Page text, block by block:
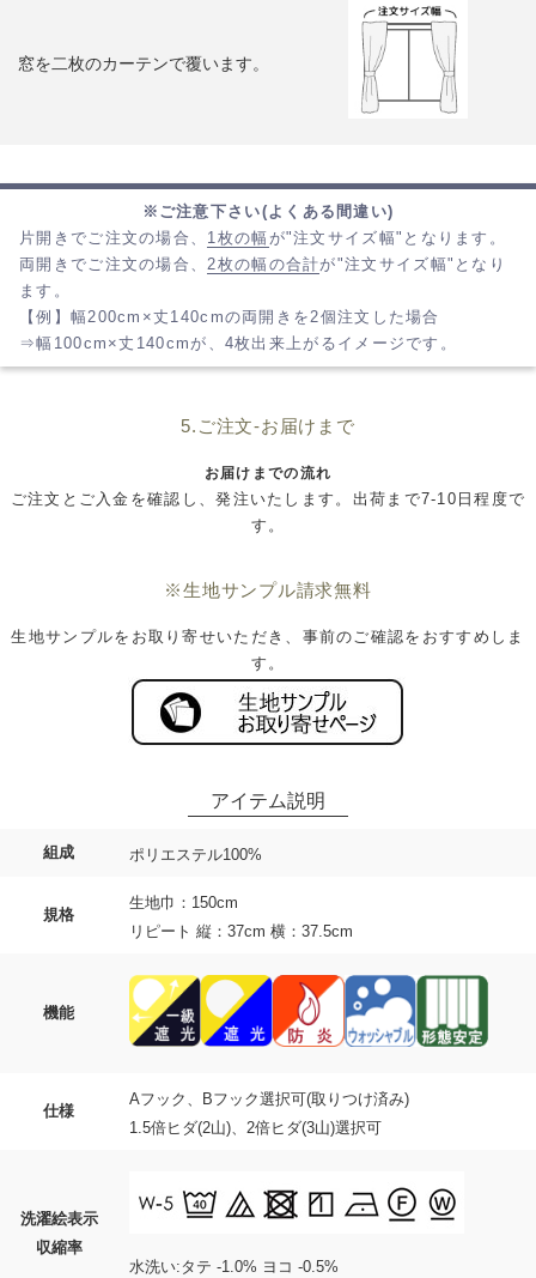
組成 ポリエステル100%
規格
生地巾：150cm
リピート 縦：37cm 横：37.5cm
機能
仕様
Aフック、Bフック選択可(取りつけ済み)
1.5倍ヒダ(2山)、2倍ヒダ(3山)選択可
洗濯絵表示
収縮率
水洗い:タテ -1.0% ヨコ -0.5%
窓を二枚のカーテンで覆います。
※ご注意下さい(よくある間違い)
片開きでご注文の場合、 1枚の幅 が"注文サイズ幅"となります。
両開きでご注文の場合、2枚の幅の合計が"注文サイズ幅"となり
ます。
【例】幅200cm×丈140cmの両開きを2個注文した場合
⇒幅100cm×丈140cmが、4枚出来上がるイメージです。
5.ご注文-お届けまで
お届けまでの流れ
ご注文とご入金を確認し、発注いたします。出荷まで7-10日程度で
す。
※生地サンプル請求無料
生地サンプルをお取り寄せいただき、事前のご確認をおすすめしま
す。